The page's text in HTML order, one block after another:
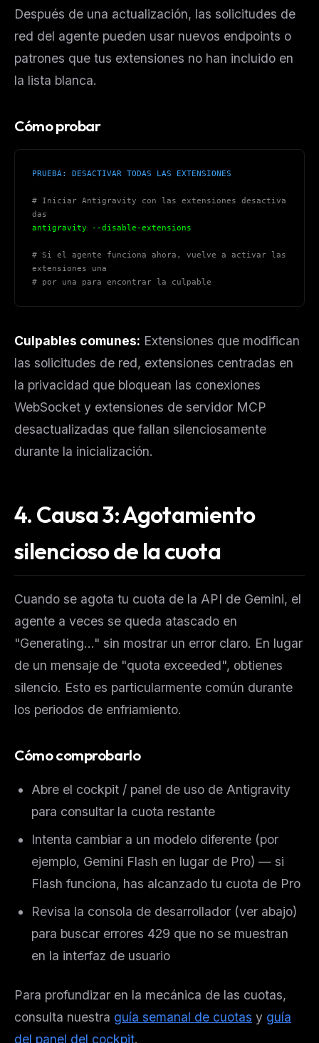
Después de una actualización, las solicitudes de
red del agente pueden usar nuevos endpoints o
patrones que tus extensiones no han incluido en
la lista blanca.
Cómo probar
PRUEBA: DESACTIVAR TODAS LAS EXTENSIONES
# Iniciar Antigravity con las extensiones desactiva
das
antigravity --disable-extensions
# Si el agente funciona ahora, vuelve a activar las
extensiones una
# por una para encontrar la culpable
Culpables comunes: Extensiones que modifican
las solicitudes de red, extensiones centradas en
la privacidad que bloquean las conexiones
WebSocket y extensiones de servidor MCP
desactualizadas que fallan silenciosamente
durante la inicialización.
4. Causa 3: Agotamiento
silencioso de la cuota
Cuando se agota tu cuota de la API de Gemini, el
agente a veces se queda atascado en
"Generating..." sin mostrar un error claro. En lugar
de un mensaje de "quota exceeded", obtienes
silencio. Esto es particularmente común durante
los periodos de enfriamiento.
Cómo comprobarlo
Abre el cockpit / panel de uso de Antigravity
para consultar la cuota restante
Intenta cambiar a un modelo diferente (por
ejemplo, Gemini Flash en lugar de Pro) — si
Flash funciona, has alcanzado tu cuota de Pro
Revisa la consola de desarrollador (ver abajo)
para buscar errores 429 que no se muestran
en la interfaz de usuario
Para profundizar en la mecánica de las cuotas,
consulta nuestra guía semanal de cuotas y guía
del panel del cockpit.